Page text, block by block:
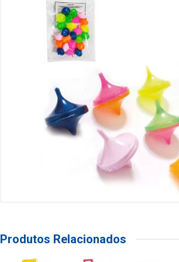
Produtos Relacionados